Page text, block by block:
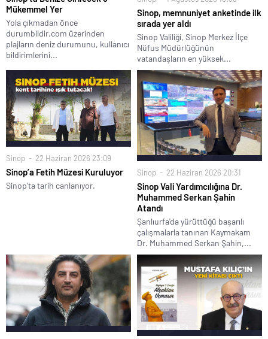
Mükemmel Yer
Yola çıkmadan önce
durumbildir.com üzerinden
plajların deniz durumunu, kullanıcı
bildirimlerini...
Sinop, memnuniyet anketinde ilk
sırada yer aldı
Sinop Valiliği, Sinop Merkez İlçe
Nüfus Müdürlüğünün
vatandaşların en yüksek...
Sinop 22 Haziran 2026 23:09
Sinop’a Fetih Müzesi Kuruluyor
Sinop'ta tarih canlanıyor.
Sinop 22 Haziran 2026 20:31
Sinop Vali Yardımcılığına Dr.
Muhammed Serkan Şahin
Atandı
Şanlıurfa'da yürüttüğü başarılı
çalışmalarla tanınan Kaymakam
Dr. Muhammed Serkan Şahin,...